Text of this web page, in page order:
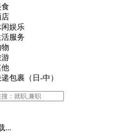
食
店
闲娱乐
服务
物
游
他
包裹（日-中）
...